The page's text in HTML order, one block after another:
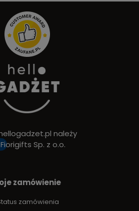
należy
Fiorigifts Sp. z o.o.
zamówienie
zamówienia